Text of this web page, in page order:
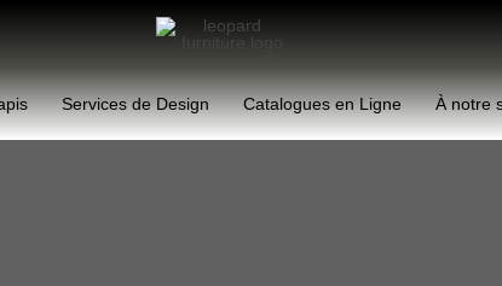
Services de Design Catalogues en Ligne À notre